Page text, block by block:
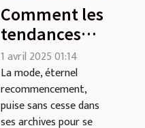
Comment les
tendances
des années
70
influencent
la mode
1 avril 2025 01:14
La mode, éternel
recommencement,
puise sans cesse dans
ses archives pour se